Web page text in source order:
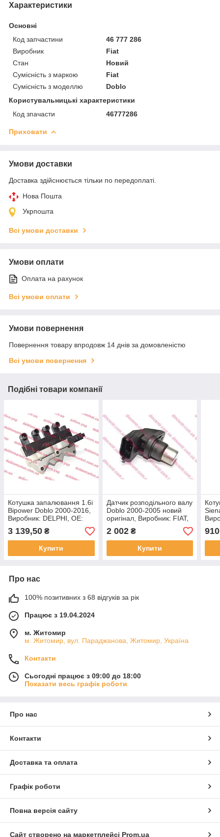
Характеристики
Основні
Код запчастини
46 777 286
Виробник
Fiat
Стан
Новий
Сумісність з маркою
Fiat
Сумісність з моделлю
Doblo
Користувальницькі характеристики
Код зпачасти
46777286
Приховати
Умови доставки
Доставка здійснюється тільки по передоплаті.
Нова Пошта
Укрпошта
Всі умови доставки
Умови оплати
Оплата на рахунок
Всі умови оплати
Умови повернення
Повернення товару впродовж 14 днів за домовленістю
Всі умови повернення
Подібні товари компанії
Котушка запалювання 1.6i
Bipower Doblo 2000-2016,
Виробник: DELPHI, OE:
46472440
3 139,50 ₴
Купити
Датчик розподільного валу
Doblo 2000-2005 новий
оригінал, Виробник: FIAT,
OE: 46786049
2 002₴
Купити
910
Про нас
100% позитивних з 68 відгуків за рік
Працює з 19.04.2024
м. Житомир
м. Житомир, вул. Параджанова, Житомир, Україна
Контакти
Сьогодні працює з 09:00 до 18:00
Показати весь графік роботи
Про нас
Контакти
Доставка та оплата
Графік роботи
Повна версія сайту
Сайт створено на маркетплейсі Prom.ua